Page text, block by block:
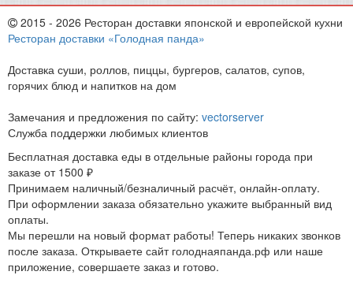
2015 - 2026 Ресторан доставки японской и европейской кухни
Ресторан доставки «Голодная панда»
Доставка суши, роллов, пиццы, бургеров, салатов, супов,
горячих блюд и напитков на дом
Замечания и предложения по сайту: vectorserver
Служба поддержки любимых клиентов
Бесплатная доставка еды в отдельные районы города при
заказе от 1500 ₽
Принимаем наличный/безналичный расчёт, онлайн-оплату.
При оформлении заказа обязательно укажите выбранный вид
оплаты.
Мы перешли на новый формат работы! Теперь никаких звонков
после заказа. Открываете сайт голоднаяпанда.рф или наше
приложение, совершаете заказ и готово.